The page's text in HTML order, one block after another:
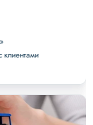
клиентами